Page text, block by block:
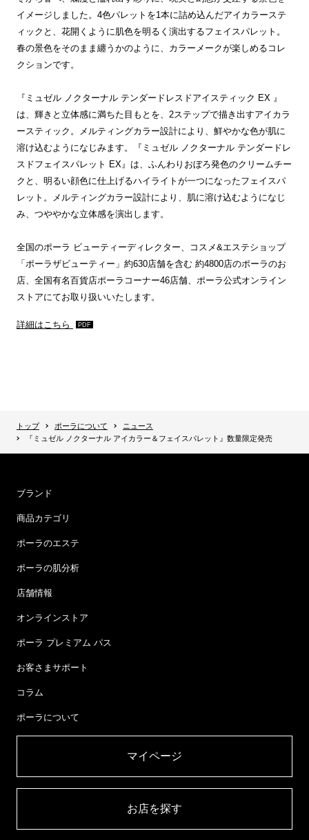
イメージしました。4色パレットを1本に詰め込んだアイカラーステ
ィックと、花開くように肌色を明るく演出するフェイスパレット。
春の景色をそのまま纏うかのように、カラーメークが楽しめるコレ
クションです。
『ミュゼル ノクターナル テンダードレスドアイスティック EX 』
は、輝きと立体感に満ちた目もとを、2ステップで描き出すアイカラ
ースティック。メルティングカラー設計により、鮮やかな色が肌に
溶け込むようになじみます。『ミュゼル ノクターナル テンダードレ
スドフェイスパレット EX』は、ふんわりおぼろ発色のクリームチー
クと、明るい顔色に仕上げるハイライトが一つになったフェイスパ
レット。メルティングカラー設計により、肌に溶け込むようになじ
み、つややかな立体感を演出します。
全国のポーラ ビューティーディレクター、コスメ&エステショップ
「ポーラザビューティー」約630店舗を含む 約4800店のポーラのお
店、全国有名百貨店ポーラコーナー46店舗、ポーラ公式オンライン
ストアにてお取り扱いいたします。
詳細はこちら
トップ ポーラについて
ニュース
『ミュゼル ノクターナル アイカラー＆フェイスパレット』数量限定発売
ブランド
商品カテゴリ
ポーラのエステ
ポーラの肌分析
店舗情報
オンラインストア
ポーラ プレミアム パス
お客さまサポート
コラム
ポーラについて
マイページ​
お店を探す​